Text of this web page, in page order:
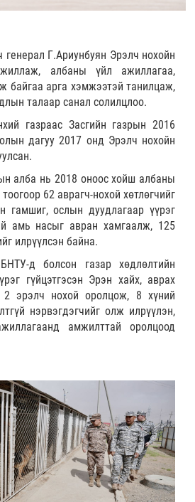
Г.Ариунбуян Эрэлч нохойн
албаны үйл ажиллагаа,
байгаа арга хэмжээтэй танилцаж,
талаар санал солилцлоо.
газраас Засгийн газрын 2016
дагуу 2017 онд Эрэлч нохойн
алба нь 2018 оноос хойш албаны
62 аврагч-нохой хөтлөгчийг
гамшиг, ослын дуудлагаар үүрэг
амь насыг авран хамгаалж, 125
илрүүлсэн байна.
д болсон газар хөдлөлтийн
гүйцэтгэсэн Эрэн хайх, аврах
2 эрэлч нохой оролцож, 8 хүний
нэрвэгдэгчийг олж илрүүлэн,
амжилттай оролцоод